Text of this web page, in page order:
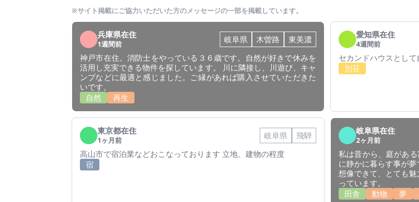
※サイト掲載にご協力いただいた方のメッセージの一部を掲載しています。
兵庫県在住
1週間前 岐阜県 木曽路
東美濃
神戸市在住。消防士をやっている３６歳です。自然が好きで休みを
活用し充実できる物件を探しています。 川に隣接し、川遊び、キャ
ンプなどに最適と感じました。ご縁があれば購入させていただきた
いです。
自然
再生
愛知県在住
4週間前
セカンドハウスとし
別荘
東京都在住
1ヶ月前 岐阜県
飛騨
高山市で宿泊業などおこなっております 立地、建物の程度
宿
岐阜県在住
2ヶ月前
私は昔から、庭があ
に静かに暮らす事が
想像できて、とても
っています。
田舎
動物 夢